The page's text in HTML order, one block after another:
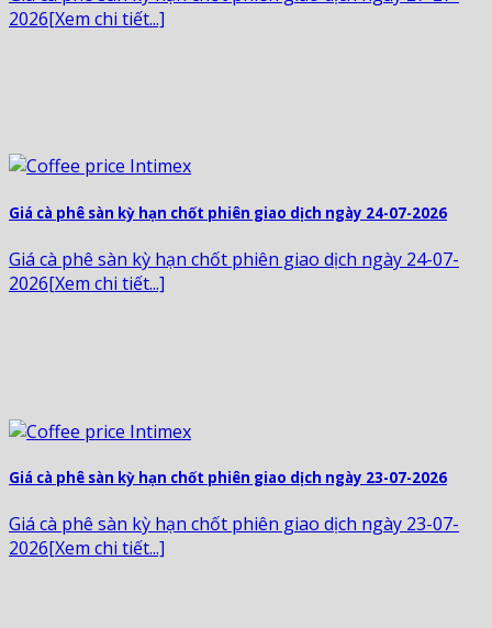
2026[Xem chi tiết...]
Giá cà phê sàn kỳ hạn chốt phiên giao dịch ngày 24-07-2026
Giá cà phê sàn kỳ hạn chốt phiên giao dịch ngày 24-07-
2026[Xem chi tiết...]
Giá cà phê sàn kỳ hạn chốt phiên giao dịch ngày 23-07-2026
Giá cà phê sàn kỳ hạn chốt phiên giao dịch ngày 23-07-
2026[Xem chi tiết...]